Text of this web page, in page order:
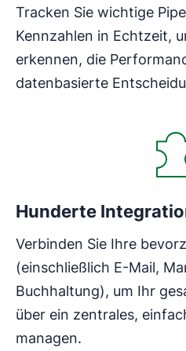
Tracken Sie wichtige
Kennzahlen in Echtzeit,
erkennen, die
datenbasierte
Hunderte
Verbinden Sie Ihre
(einschließlich E-Mail,
Buchhaltung), um Ihr
über ein zentrales,
managen.